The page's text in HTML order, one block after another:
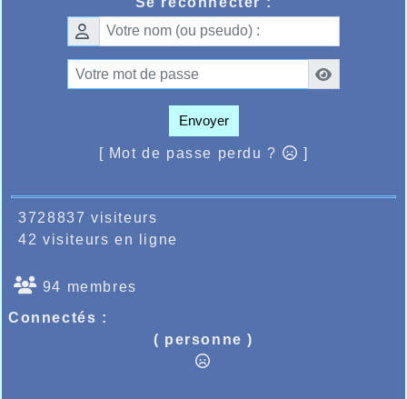
Lamarck devait prendre une belle 13ème
place et 1er M2 en 36.53, alors qu'un peu
derrière Gauthier Sebille prenait la 28ème
place et 3ème master 0 en 38.28
Enfin la jeune minime belge membre de
cross du mémorial Van Ooteghem à Aalter
pas loin de Gand, une jeune cadette avec
qui il faudra compter sur la saison de cross
Envoyer
[ Mot de passe perdu ? ]
3728837 visiteurs
42 visiteurs en ligne
94 membres
Connectés :
( personne )